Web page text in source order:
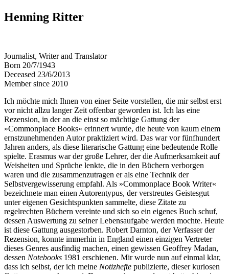
Henning Ritter
Journalist, Writer and Translator
Born 20/7/1943
Deceased 23/6/2013
Member since 2010
Ich möchte mich Ihnen von einer Seite vorstellen, die mir selbst erst
vor nicht allzu langer Zeit offenbar geworden ist. Ich las eine
Rezension, in der an die einst so mächtige Gattung der
»Commonplace Books« erinnert wurde, die heute von kaum einem
ernstzunehmenden Autor praktiziert wird. Das war vor fünfhundert
Jahren anders, als diese literarische Gattung eine bedeutende Rolle
spielte. Erasmus war der große Lehrer, der die Aufmerksamkeit auf
Weisheiten und Sprüche lenkte, die in den Büchern verborgen
waren und die zusammenzutragen er als eine Technik der
Selbstvergewisserung empfahl. Als »Commonplace Book Writer«
bezeichnete man einen Autorentypus, der verstreutes Geistesgut
unter eigenen Gesichtspunkten sammelte, diese Zitate zu
regelrechten Büchern vereinte und sich so ein eigenes Buch schuf,
dessen Auswertung zu seiner Lebensaufgabe werden mochte. Heute
ist diese Gattung ausgestorben. Robert Darnton, der Verfasser der
Rezension, konnte immerhin in England einen einzigen Vertreter
dieses Genres ausfindig machen, einen gewissen Geoffrey Madan,
dessen Notebooks 1981 erschienen. Mir wurde nun auf einmal klar,
dass ich selbst, der ich meine Notizhefte publizierte, dieser kuriosen